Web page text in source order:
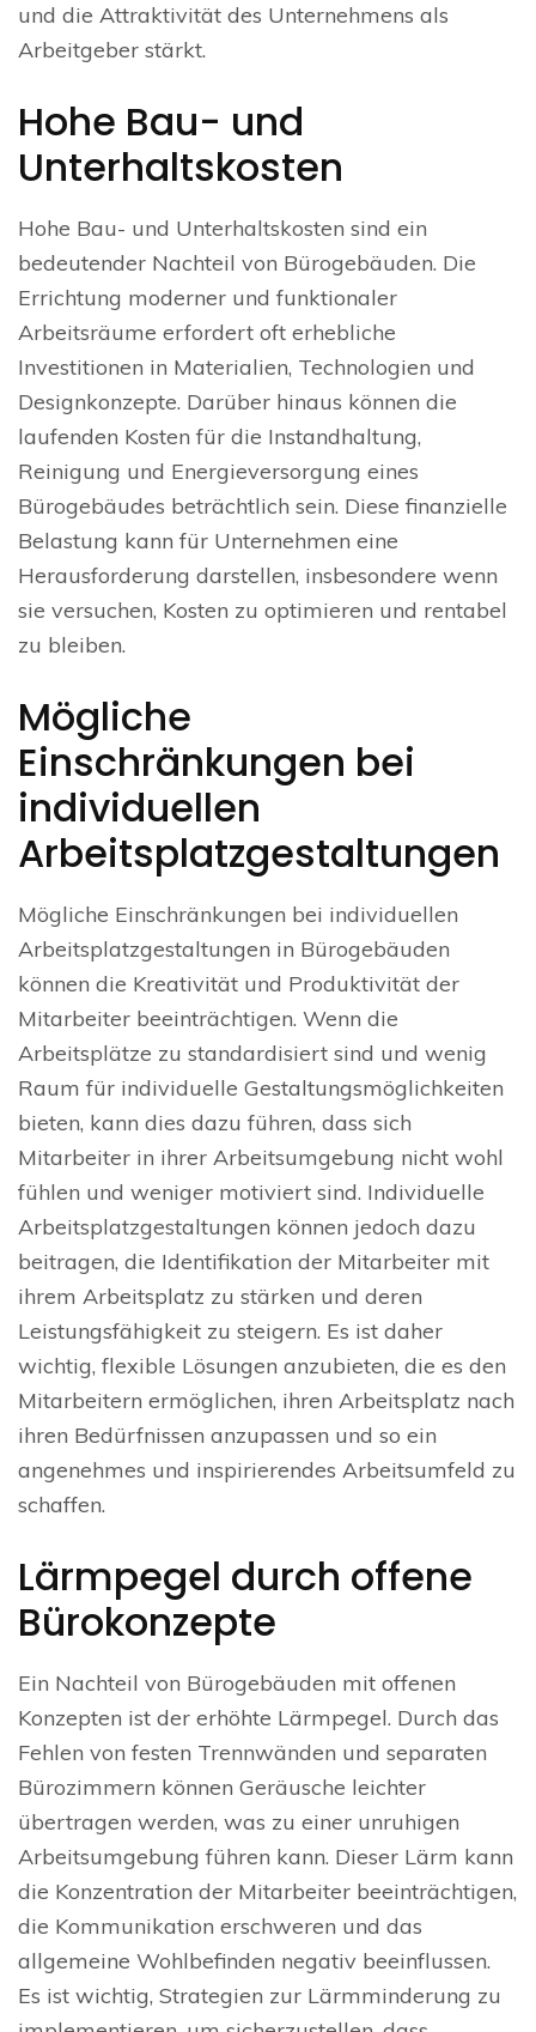
und die Attraktivität des Unternehmens als
Arbeitgeber stärkt.
Hohe Bau- und
Unterhaltskosten
Hohe Bau- und Unterhaltskosten sind ein
bedeutender Nachteil von Bürogebäuden. Die
Errichtung moderner und funktionaler
Arbeitsräume erfordert oft erhebliche
Investitionen in Materialien, Technologien und
Designkonzepte. Darüber hinaus können die
laufenden Kosten für die Instandhaltung,
Reinigung und Energieversorgung eines
Bürogebäudes beträchtlich sein. Diese finanzielle
Belastung kann für Unternehmen eine
Herausforderung darstellen, insbesondere wenn
sie versuchen, Kosten zu optimieren und rentabel
zu bleiben.
Mögliche
Einschränkungen bei
individuellen
Arbeitsplatzgestaltungen
Mögliche Einschränkungen bei individuellen
Arbeitsplatzgestaltungen in Bürogebäuden
können die Kreativität und Produktivität der
Mitarbeiter beeinträchtigen. Wenn die
Arbeitsplätze zu standardisiert sind und wenig
Raum für individuelle Gestaltungsmöglichkeiten
bieten, kann dies dazu führen, dass sich
Mitarbeiter in ihrer Arbeitsumgebung nicht wohl
fühlen und weniger motiviert sind. Individuelle
Arbeitsplatzgestaltungen können jedoch dazu
beitragen, die Identifikation der Mitarbeiter mit
ihrem Arbeitsplatz zu stärken und deren
Leistungsfähigkeit zu steigern. Es ist daher
wichtig, flexible Lösungen anzubieten, die es den
Mitarbeitern ermöglichen, ihren Arbeitsplatz nach
ihren Bedürfnissen anzupassen und so ein
angenehmes und inspirierendes Arbeitsumfeld zu
schaffen.
Lärmpegel durch offene
Bürokonzepte
Ein Nachteil von Bürogebäuden mit offenen
Konzepten ist der erhöhte Lärmpegel. Durch das
Fehlen von festen Trennwänden und separaten
Bürozimmern können Geräusche leichter
übertragen werden, was zu einer unruhigen
Arbeitsumgebung führen kann. Dieser Lärm kann
die Konzentration der Mitarbeiter beeinträchtigen,
die Kommunikation erschweren und das
allgemeine Wohlbefinden negativ beeinflussen.
Es ist wichtig, Strategien zur Lärmminderung zu